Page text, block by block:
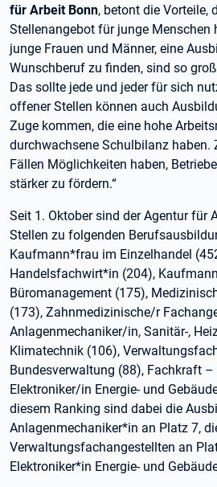
für Arbeit Bonn, betont die Vorteile,
Stellenangebot für junge Menschen
junge Frauen und Männer, eine
Wunschberuf zu finden, sind so
Das sollte jede und jeder für sich
offener Stellen können auch
Zuge kommen, die eine hohe
durchwachsene Schulbilanz haben.
Fällen Möglichkeiten haben,
stärker zu fördern.“
Seit 1. Oktober sind der Agentur für
Stellen zu folgenden
Kaufmann*frau im Einzelhandel
Handelsfachwirt*in (204),
Büromanagement (175),
(173), Zahnmedizinische/r
Anlagenmechaniker/in, Sanitär-,
Klimatechnik (106),
Bundesverwaltung (88), Fachkraft
Elektroniker/in Energie- und
diesem Ranking sind dabei die
Anlagenmechaniker*in an Platz 7,
Verwaltungsfachangestellten an
Elektroniker*in Energie- und